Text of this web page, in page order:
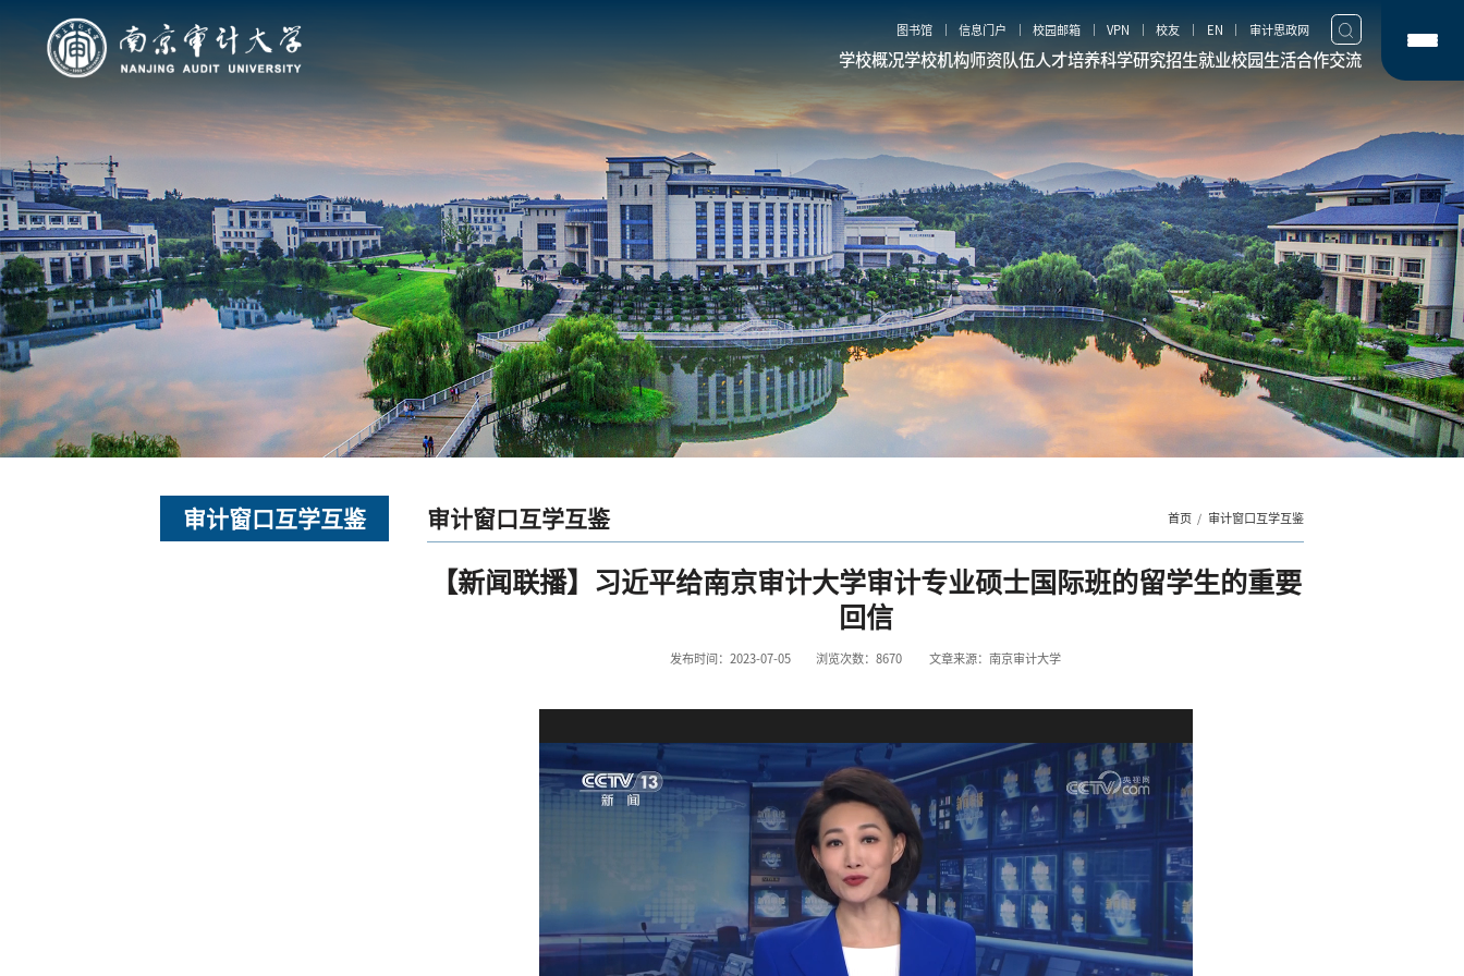
图书馆 信息门户 校园邮箱 VPN 校友 EN 审计思政网
学校概况学校机构师资队伍人才培养科学研究招生就业校园生活合作交流
审计窗口互学互鉴 审计窗口互学互鉴 首页 审计窗口互学互鉴
【新闻联播】习近平给南京审计大学审计专业硕士国际班的留学生的重要
回信
发布时间：2023-07-05 浏览次数： 8670 文章来源：南京审计大学